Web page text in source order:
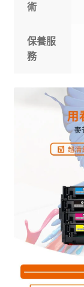
術
保養服
務